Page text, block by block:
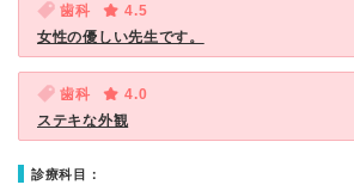
歯科
4.5
女性の優しい先生です。
歯科
4.0
ステキな外観
診療科目：